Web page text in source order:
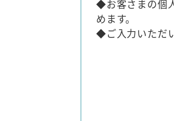
◆お客さまの個
めます。
◆ご入力いただ